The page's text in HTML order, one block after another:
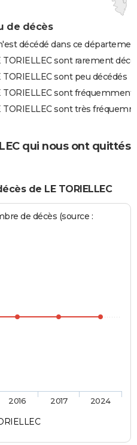
de décès
décédé dans ce
sont rarement
sont peu décédés
sont fréquemment
sont très
qui nous ont quittés
de LE TORIELLEC
de décès (source :
2016 2017 2024